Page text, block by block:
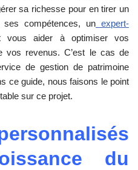
sa richesse pour en tirer un
compétences, un expert-
aider à optimiser vos
vos revenus. C’est le cas de
de gestion de patrimoine
ce guide, nous faisons le point
sur ce projet.
du